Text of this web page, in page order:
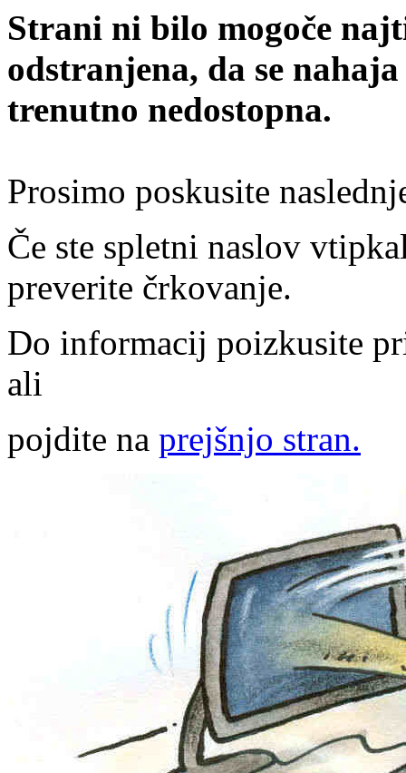
Strani ni bilo mogoče
odstranjena, da se
trenutno nedostopna.
Prosimo poskusite
Če ste spletni naslov
preverite črkovanje.
Do informacij poizkusite
ali
pojdite na prejšnjo stran.